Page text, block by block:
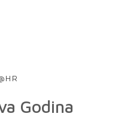
Godina